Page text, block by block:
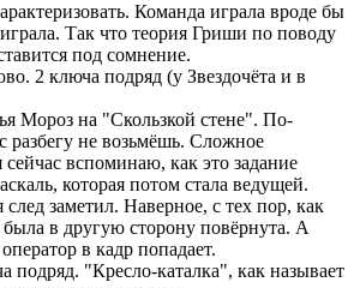
Команда играла вроде бы
Так что теория Гриши по поводу
под сомнение.
2 ключа подряд (у Звездочёта и в
Мороз на "Скользкой стене". По-
разбегу не возьмёшь. Сложное
вспоминаю, как это задание
которая потом стала ведущей.
след заметил. Наверное, с тех пор, как
была в другую сторону повёрнута. А
в кадр попадает.
подряд. "Кресло-каталка", как называет